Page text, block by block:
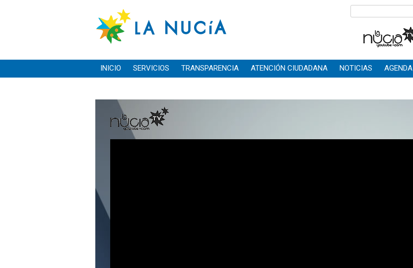
INICIO SERVICIOS TRANSPARENCIA ATENCIÓN CIUDADANA NOTICIAS AGENDA